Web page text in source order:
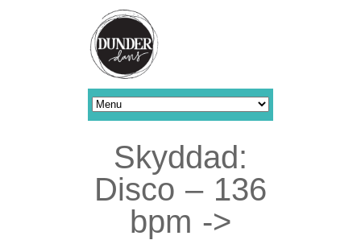
Skyddad:
Disco – 136
bpm ->